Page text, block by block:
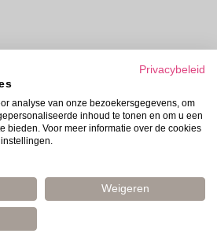
Privacybeleid
analyse van onze bezoekersgegevens, om
inhoud te tonen en om u een
bieden. Voor meer informatie over de cookies
Weigeren